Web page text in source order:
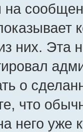
на
них. Эта
о
что
него уже